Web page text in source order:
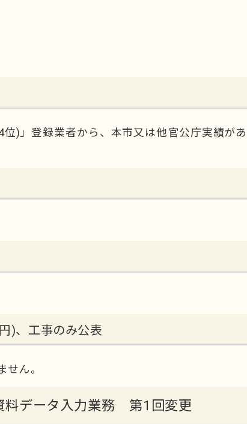
位)」登録業者から、本市又は他官公庁実績があ
)、工事のみ公表
せん。
料データ入力業務 第1回変更